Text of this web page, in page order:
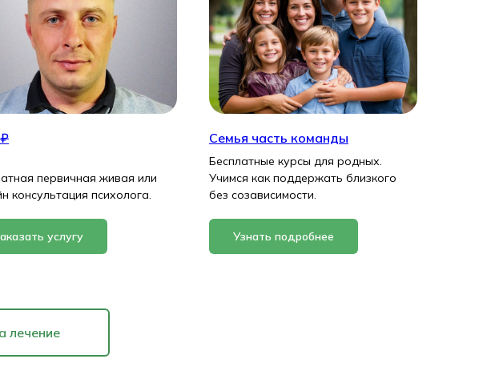
первичная живая или
консультация психолога.
услугу
Семья часть команды
Бесплатные курсы для родных.
Учимся как поддержать близкого
без созависимости.
Узнать подробнее
лечение